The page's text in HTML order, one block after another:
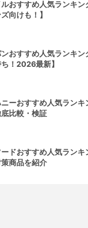
おすすめ人気ランキ
向けも！】
おすすめ人気ランキ
！2026最新】
ーおすすめ人気ラン
比較・検証
ードおすすめ人気ラン
商品を紹介